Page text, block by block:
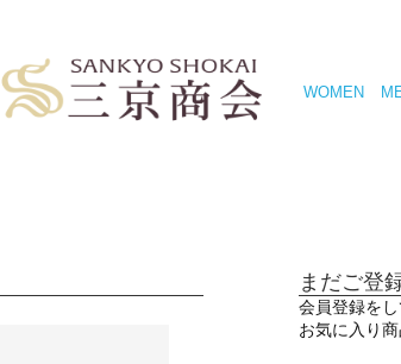
WOMEN
まだご登
会員登録を
お気に入り